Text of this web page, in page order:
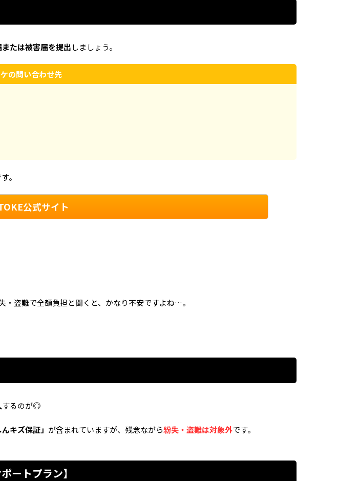
たは被害届を提出しましょう。
の問い合わせ先
。
公式サイト
盗難で全額負担と聞くと、かなり不安ですよね…。
するのが◎
キズ保証」 が含まれていますが、残念ながら紛失・盗難は対象外です。
ートプラン】